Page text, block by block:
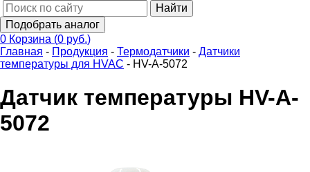
Найти
Подобрать аналог
0 Корзина (0 руб.)
Главная - Продукция - Термодатчики - Датчики
температуры для HVAC - HV-A-5072
Датчик температуры HV-A-
5072